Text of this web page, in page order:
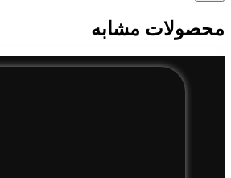
محصولات مشابه